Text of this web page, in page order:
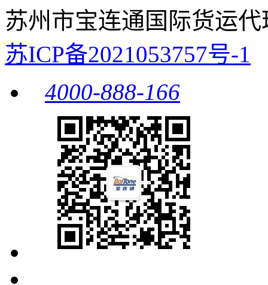
苏州市宝连通国际货运
苏ICP备2021053757号-1
4000-888-166